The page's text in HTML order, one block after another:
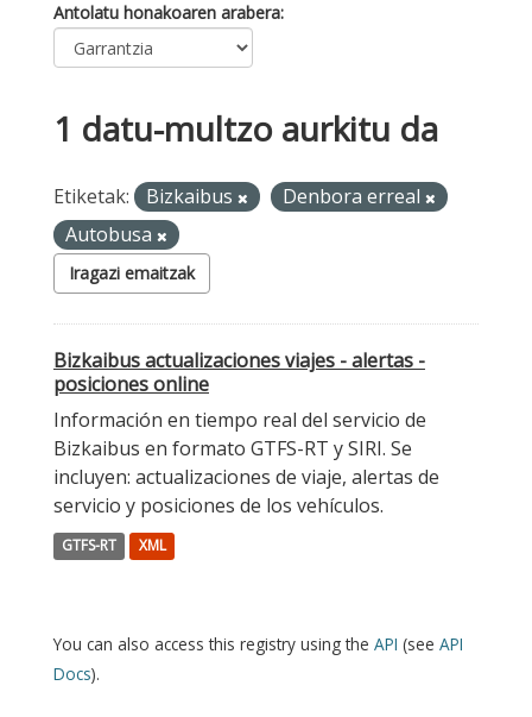
Antolatu honakoaren arabera
1 datu-multzo aurkitu da
Etiketak: Bizkaibus
Denbora erreal
Autobusa
Iragazi emaitzak
Bizkaibus actualizaciones viajes - alertas -
posiciones online
Información en tiempo real del servicio de
Bizkaibus en formato GTFS-RT y SIRI. Se
incluyen: actualizaciones de viaje, alertas de
servicio y posiciones de los vehículos.
GTFS-RT XML
You can also access this registry using the API (see API
Docs).